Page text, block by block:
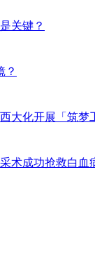
关键？
？
大化开展「筑梦
术成功抢救白血